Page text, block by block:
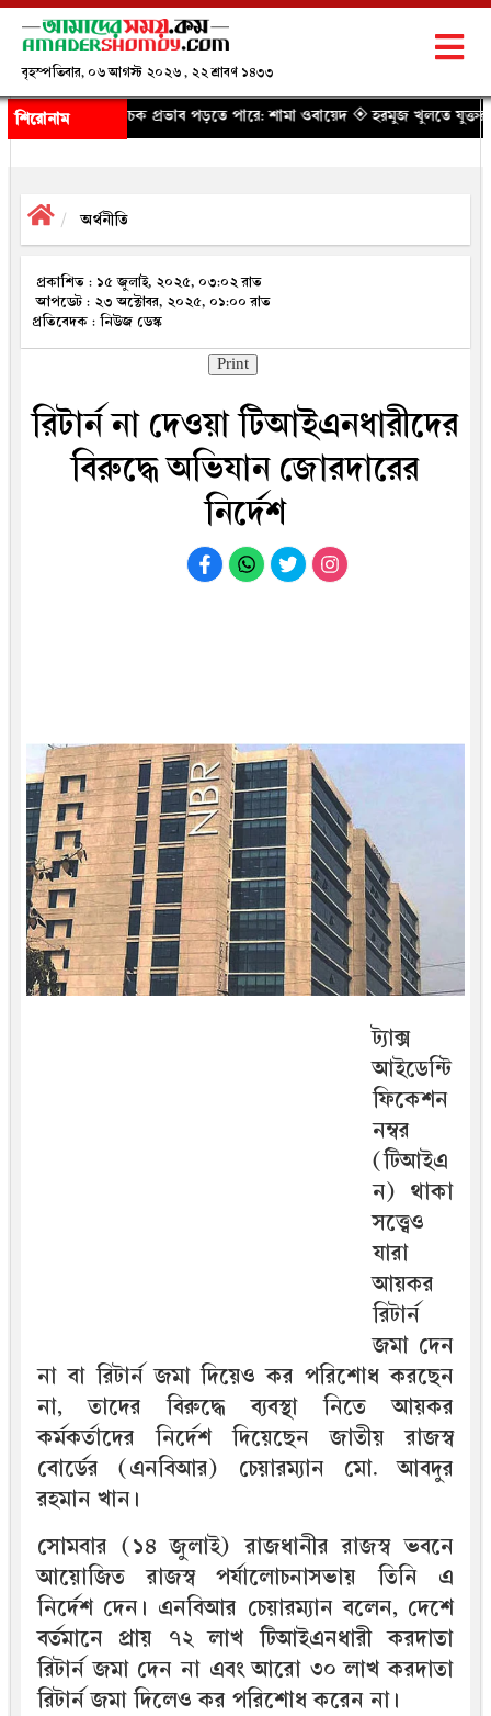
বৃহস্পতিবার, ০৬ আগস্ট ২০২৬ , ২২ শ্রাবণ ১৪৩৩
শিরোনামপ্রভাব পড়তে পারে: শামা ওবায়েদ◈ হরমুজ খুলতে যুক্তরাষ্ট্রের জন্য নতুন
অর্থনীতি
প্রকাশিত : ১৫ জুলাই, ২০২৫, ০৩:০২ রাত
আপডেট : ২৩ অক্টোবর, ২০২৫, ০১:০০ রাত
প্রতিবেদক : নিউজ ডেস্ক
Print
রিটার্ন না দেওয়া টিআইএনধারীদের
বিরুদ্ধে অভিযান জোরদারের
নির্দেশ
ট্যাক্স
আইডেন্টি
ফিকেশন
নম্বর
(টিআইএ
ন) থাকা
সত্ত্বেও
যারা
আয়কর
রিটার্ন
জমা দেন
না বা রিটার্ন জমা দিয়েও কর পরিশোধ করছেন
না, তাদের বিরুদ্ধে ব্যবস্থা নিতে আয়কর
কর্মকর্তাদের নির্দেশ দিয়েছেন জাতীয় রাজস্ব
বোর্ডের (এনবিআর) চেয়ারম্যান মো. আবদুর
রহমান খান।
সোমবার (১৪ জুলাই) রাজধানীর রাজস্ব ভবনে
আয়োজিত রাজস্ব পর্যালোচনাসভায় তিনি এ
নির্দেশ দেন। এনবিআর চেয়ারম্যান বলেন, দেশে
বর্তমানে প্রায় ৭২ লাখ টিআইএনধারী করদাতা
রিটার্ন জমা দেন না এবং আরো ৩০ লাখ করদাতা
রিটার্ন জমা দিলেও কর পরিশোধ করেন না।